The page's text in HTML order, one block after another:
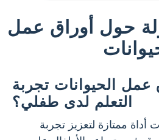
حول أوراق عمل
الحيوانات تجربة
التعلم لدى طفلي؟
أداة ممتازة لتعزيز تجربة